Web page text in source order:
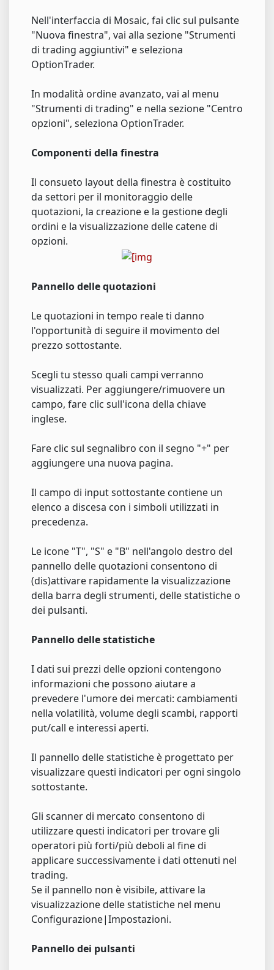
Nell'interfaccia di Mosaic, fai clic sul pulsante
"Nuova finestra", vai alla sezione "Strumenti
di trading aggiuntivi" e seleziona
OptionTrader.
In modalità ordine avanzato, vai al menu
"Strumenti di trading" e nella sezione "Centro
opzioni", seleziona OptionTrader.
Componenti della finestra
Il consueto layout della finestra è costituito
da settori per il monitoraggio delle
quotazioni, la creazione e la gestione degli
ordini e la visualizzazione delle catene di
opzioni.
Pannello delle quotazioni
Le quotazioni in tempo reale ti danno
l'opportunità di seguire il movimento del
prezzo sottostante.
Scegli tu stesso quali campi verranno
visualizzati. Per aggiungere/rimuovere un
campo, fare clic sull'icona della chiave
inglese.
Fare clic sul segnalibro con il segno "+" per
aggiungere una nuova pagina.
Il campo di input sottostante contiene un
elenco a discesa con i simboli utilizzati in
precedenza.
Le icone "T", "S" e "B" nell'angolo destro del
pannello delle quotazioni consentono di
(dis)attivare rapidamente la visualizzazione
della barra degli strumenti, delle statistiche o
dei pulsanti.
Pannello delle statistiche
I dati sui prezzi delle opzioni contengono
informazioni che possono aiutare a
prevedere l'umore dei mercati: cambiamenti
nella volatilità, volume degli scambi, rapporti
put/call e interessi aperti.
Il pannello delle statistiche è progettato per
visualizzare questi indicatori per ogni singolo
sottostante.
Gli scanner di mercato consentono di
utilizzare questi indicatori per trovare gli
operatori più forti/più deboli al fine di
applicare successivamente i dati ottenuti nel
trading.
Se il pannello non è visibile, attivare la
visualizzazione delle statistiche nel menu
Configurazione|Impostazioni.
Pannello dei pulsanti